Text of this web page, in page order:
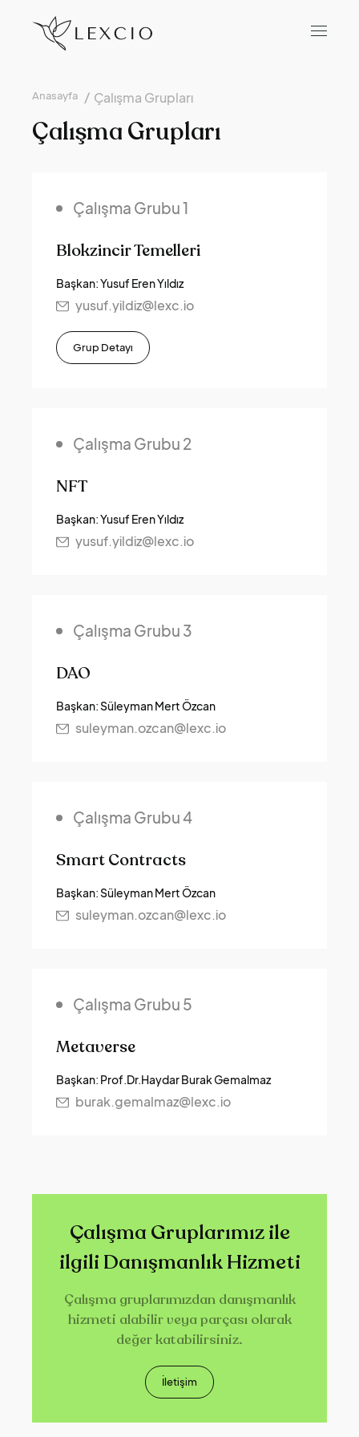
Anasayfa Çalışma Grupları
Çalışma Grupları
Çalışma Grubu 1
Blokzincir Temelleri
Başkan: Yusuf Eren Yıldız
yusuf.yildiz@lexc.io
Grup Detayı
Çalışma Grubu 2
NFT
Başkan: Yusuf Eren Yıldız
yusuf.yildiz@lexc.io
Çalışma Grubu 3
DAO
Başkan: Süleyman Mert Özcan
suleyman.ozcan@lexc.io
Çalışma Grubu 4
Smart Contracts
Başkan: Süleyman Mert Özcan
suleyman.ozcan@lexc.io
Çalışma Grubu 5
Metaverse
Başkan: Prof.Dr.Haydar Burak Gemalmaz
burak.gemalmaz@lexc.io
Çalışma Gruplarımız ile
ilgili Danışmanlık Hizmeti
Çalışma gruplarımızdan danışmanlık
hizmeti alabilir veya parçası olarak
değer katabilirsiniz.
İletişim